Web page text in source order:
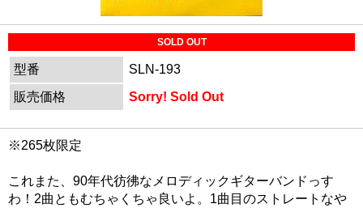
SOLD OUT
型番
SLN-193
販売価格
Sorry! Sold Out
※265枚限定
これまた、90年代彷彿なメロディックギターバンドっす
わ！2曲ともむちゃくちゃ良いよ。1曲目のストレートなや